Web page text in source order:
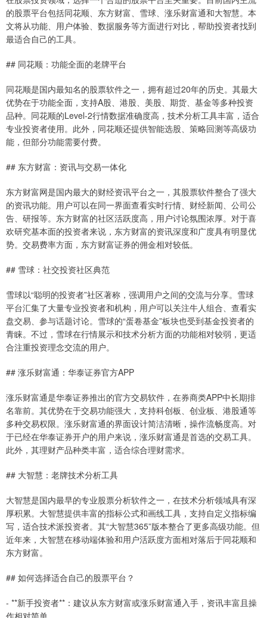
的股票平台包括同花顺、东方财富、雪球、涨乐财富通和大智慧。本
文将从功能、用户体验、数据服务等方面进行对比，帮助投资者找到
最适合自己的工具。
## 同花顺：功能全面的老牌平台
同花顺是国内最知名的股票软件之一，拥有超过20年的历史。其最大
优势在于功能全面，支持A股、港股、美股、期货、基金等多种投资
品种。同花顺的Level-2行情数据准确度高，技术分析工具丰富，适合
专业投资者使用。此外，同花顺还提供智能选股、策略回测等高级功
能，但部分功能需要付费。
## 东方财富：资讯与交易一体化
东方财富网是国内最大的财经资讯平台之一，其股票软件整合了强大
的资讯功能。用户可以在同一界面查看实时行情、财经新闻、公司公
告、研报等。东方财富的社区活跃度高，用户讨论氛围浓厚。对于喜
欢研究基本面的投资者来说，东方财富的资讯深度和广度具有明显优
势。交易费率方面，东方财富证券的佣金相对较低。
## 雪球：社交投资社区典范
雪球以“聪明的投资者”社区著称，强调用户之间的交流与分享。雪球
平台汇集了大量专业投资者和机构，用户可以关注牛人组合、查看实
盘交易、参与话题讨论。雪球的“蛋卷基金”板块也受到基金投资者的
青睐。不过，雪球在行情展示和技术分析方面的功能相对较弱，更适
合注重投资理念交流的用户。
## 涨乐财富通：华泰证券官方APP
涨乐财富通是华泰证券推出的官方交易软件，在券商类APP中长期排
名靠前。其优势在于交易功能强大，支持科创板、创业板、港股通等
多种交易权限。涨乐财富通的界面设计简洁清晰，操作流畅度高。对
于已经在华泰证券开户的用户来说，涨乐财富通是首选的交易工具。
此外，其理财产品种类丰富，适合综合理财需求。
## 大智慧：老牌技术分析工具
大智慧是国内最早的专业股票分析软件之一，在技术分析领域具有深
厚积累。大智慧提供丰富的指标公式和画线工具，支持自定义指标编
写，适合技术派投资者。其“大智慧365”版本整合了更多高级功能。但
近年来，大智慧在移动端体验和用户活跃度方面相对落后于同花顺和
东方财富。
## 如何选择适合自己的股票平台？
- **新手投资者**：建议从东方财富或涨乐财富通入手，资讯丰富且操